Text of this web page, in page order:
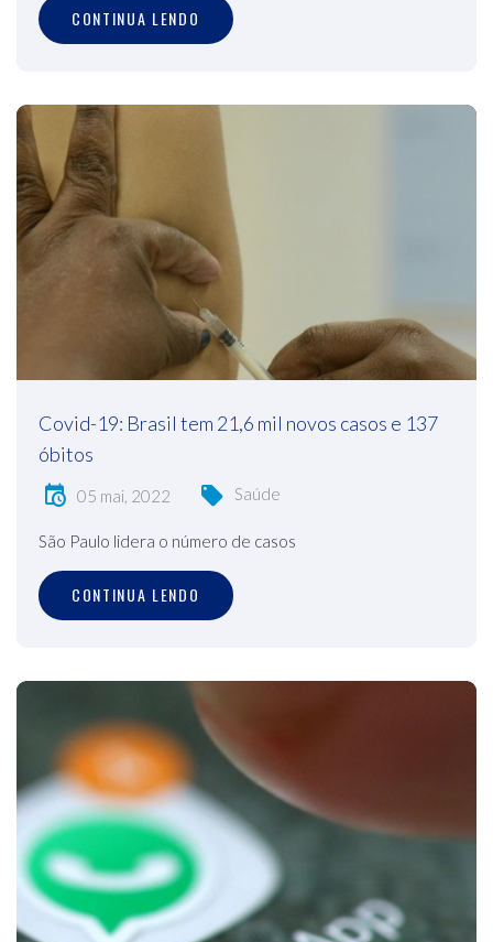
CONTINUA LENDO
Covid-19: Brasil tem 21,6 mil novos casos e 137
óbitos
05 mai, 2022 Saúde
São Paulo lidera o número de casos
CONTINUA LENDO